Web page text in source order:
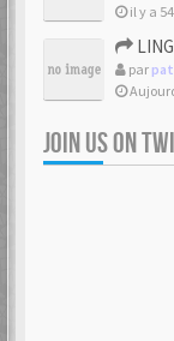
il y a
par
JOIN US ON